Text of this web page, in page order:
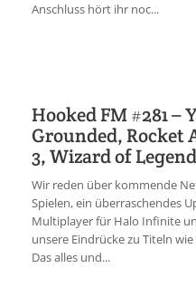
Anschluss hört ihr noc...
Hooked FM #281 –
Grounded, Rocket
3, Wizard of
Wir reden über kommende
Spielen, ein überraschendes
Multiplayer für Halo Infinite
unsere Eindrücke zu Titeln
Das alles und...